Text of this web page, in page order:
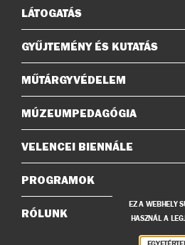
LÁTOGATÁS
GYŰJTEMÉNY ÉS KUTATÁS
MŰTÁRGYVÉDELEM
MÚZEUMPEDAGÓGIA
VELENCEI BIENNÁLE
PROGRAMOK
RÓLUNK
EZ A WEBHELY
HASZNÁL A